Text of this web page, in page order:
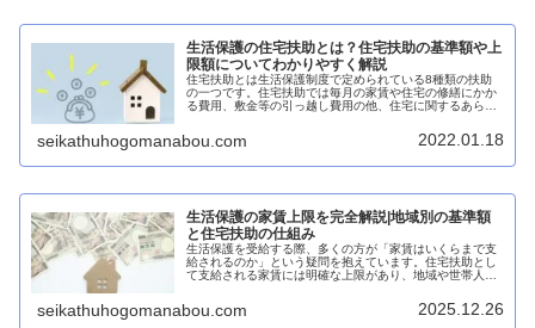
生活保護の住宅扶助とは？住宅扶助の基準額や上
限額についてわかりやすく解説
住宅扶助とは生活保護制度で定められている8種類の扶助
の一つです。住宅扶助では毎月の家賃や住宅の修繕にかか
る費用、敷金等の引っ越し費用の他、住宅に関するあらゆ
額や上限金額についてについて、できるだけ簡単にわかり
やすく解説します。
seikathuhogomanabou.com 2022.01.18
生活保護の家賃上限を完全解説|地域別の基準額
と住宅扶助の仕組み
生活保護を受給する際、多くの方が「家賃はいくらまで支
給されるのか」という疑問を抱えています。住宅扶助とし
て支給される家賃には明確な上限があり、地域や世帯人数
seikathuhogomanabou.com 2025.12.26